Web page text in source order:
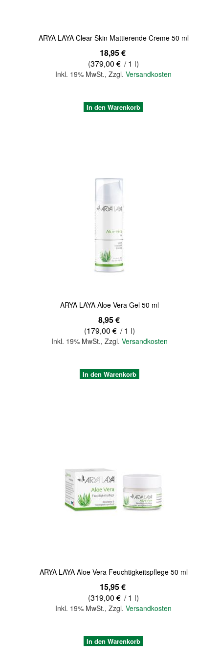
ARYA LAYA Clear Skin Mattierende Creme 50 ml
18,95 €
(379,00 € / 1 l)
Inkl. 19% MwSt.,Zzgl.Versandkosten
In den Warenkorb
ARYA LAYA Aloe Vera Gel 50 ml
8,95 €
(179,00 € / 1 l)
Inkl. 19% MwSt., Zzgl. Versandkosten
In den Warenkorb
ARYA LAYA Aloe Vera Feuchtigkeitspflege 50 ml
15,95 €
(319,00 € / 1 l)
Inkl. 19% MwSt.,Zzgl.Versandkosten
In den Warenkorb